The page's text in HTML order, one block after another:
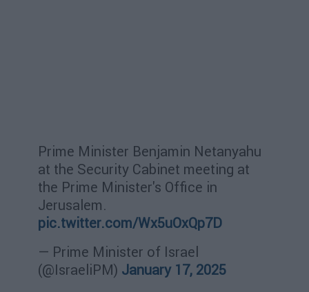
Prime Minister Benjamin Netanyahu
at the Security Cabinet meeting at
the Prime Minister's Office in
Jerusalem.
pic.twitter.com/Wx5uOxQp7D
— Prime Minister of Israel
(@IsraeliPM) January 17, 2025